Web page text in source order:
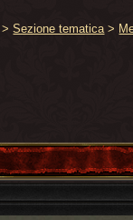
>Sezione tematica >